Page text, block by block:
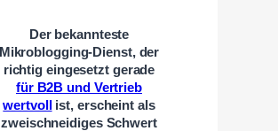
Der bekannteste
Mikroblogging-Dienst, der
richtig eingesetzt gerade
für B2B und Vertrieb
wertvoll
ist, erscheint als
zweischneidiges Schwert